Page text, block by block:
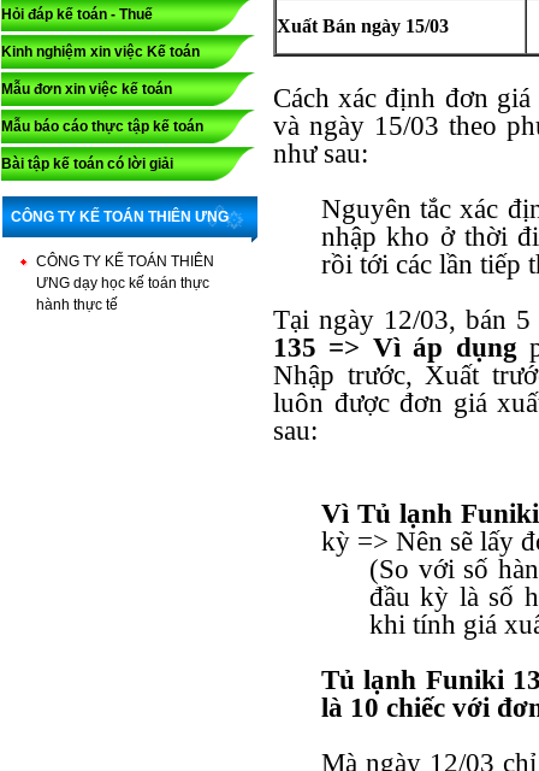
Hỏi đáp kế toán - Thuế
Kinh nghiệm xin việc Kế toán
Mẫu đơn xin việc kế toán
Mẫu báo cáo thực tập kế toán
Bài tập kế toán có lời giải
CÔNG TY KẾ TOÁN THIÊN ƯNG
CÔNG TY KẾ TOÁN THIÊN
ƯNG dạy học kế toán thực
hành thực tế
Xuất Bán ngày 15/03
Cách xác định đơn
và ngày 15/03 theo
như sau:
Nguyên tắc xác
nhập kho ở thời
rồi tới các lần tiếp
Tại ngày 12/03, bán
135 => Vì áp dụng
Nhập trước, Xuất
luôn được đơn giá
sau:
Vì Tủ lạnh
kỳ => Nên sẽ lấy
(So với số
đầu kỳ là số
khi tính giá
Tủ lạnh Funiki
là 10 chiếc với
Mà ngày 12/03